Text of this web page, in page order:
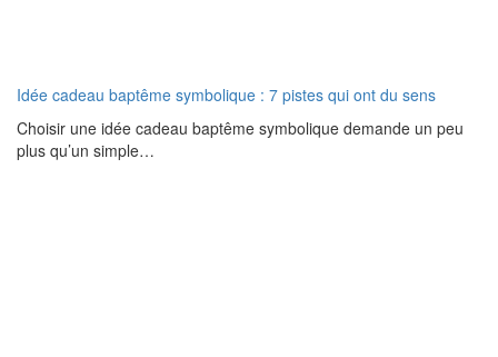
Idée cadeau baptême symbolique : 7 pistes qui ont du sens
Choisir une idée cadeau baptême symbolique demande un peu
plus qu’un simple…